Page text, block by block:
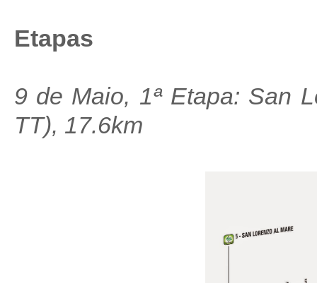
Etapas
9 de Maio, 1ª Etapa: San
TT), 17.6km